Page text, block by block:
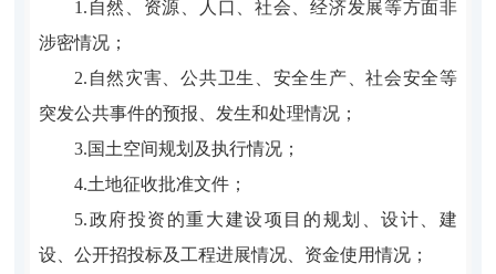
1.自然、资源、人口、社会、经济发展等方面非
涉密情况；
2.自然灾害、公共卫生、安全生产、社会安全等
突发公共事件的预报、发生和处理情况；
3.国土空间规划及执行情况；
4.土地征收批准文件；
5.政府投资的重大建设项目的规划、设计、建
设、公开招投标及工程进展情况、资金使用情况；